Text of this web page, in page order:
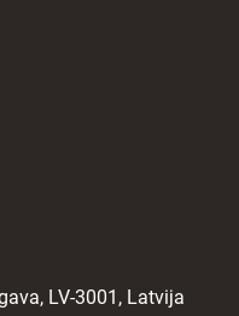
LV-3001, Latvija